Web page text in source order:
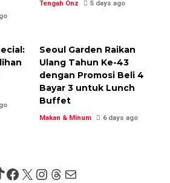
Tengah Onz 5 days ago
Seoul Garden Raikan
Ulang Tahun Ke-43
dengan Promosi Beli 4
Bayar 3 untuk Lunch
Buffet
Makan & Minum 6 days ago
Facebook
X Instagram
Threads
Mail